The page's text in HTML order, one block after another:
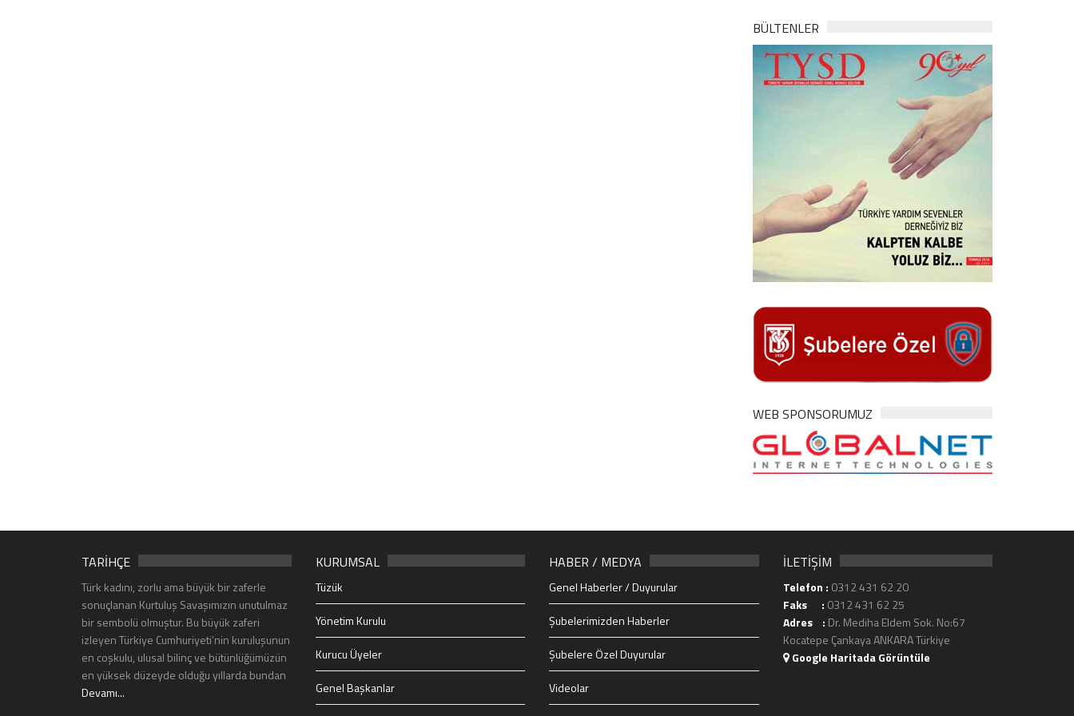
BÜLTENLER
WEB SPONSORUMUZ
TARİHÇE
Türk kadını, zorlu ama büyük bir zaferle
sonuçlanan Kurtuluş Savaşımızın unutulmaz
bir sembolü olmuştur. Bu büyük zaferi
izleyen Türkiye Cumhuriyeti’nin kuruluşunun
en coşkulu, ulusal bilinç ve bütünlüğümüzün
en yüksek düzeyde olduğu yıllarda bundan
Devamı...
KURUMSAL
Tüzük
Yönetim Kurulu
Kurucu Üyeler
Genel Başkanlar
HABER / MEDYA
Genel Haberler / Duyurular
Şubelerimizden Haberler
Şubelere Özel Duyurular
Videolar
İLETİŞİM
Telefon : 0312 431 62 20
Faks : 0312 431 62 25
Adres : Dr. Mediha Eldem Sok. No:67
Kocatepe Çankaya ANKARA Türkiye
Google Haritada Görüntüle